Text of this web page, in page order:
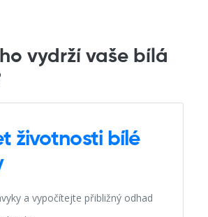
vydrží vaše bílá
životnosti bílé
a vypočítejte přibližný odhad